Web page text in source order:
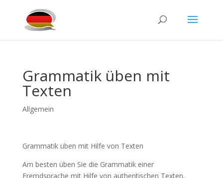
Grammatik üben mit
Texten
Allgemein
Grammatik üben mit Hilfe von Texten
Am besten üben Sie die Grammatik einer
Fremdsprache mit Hilfe von authentischen Texten.